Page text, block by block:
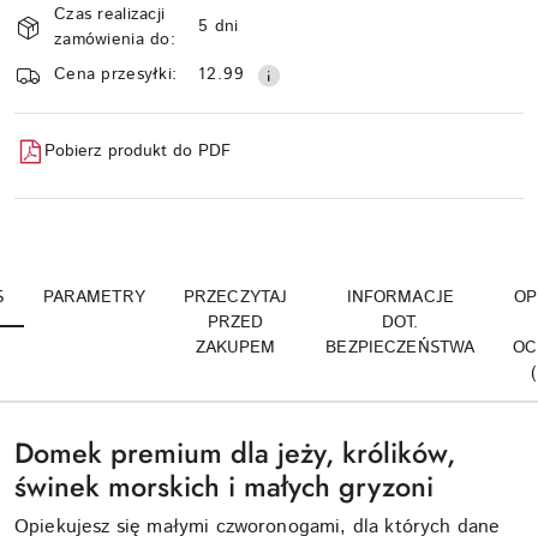
i
dostawa
Czas realizacji
zamówienia do:
5 dni
Cena przesyłki:
12.99
Pobierz produkt do PDF
PARAMETRY
PRZECZYTAJ
PRZED
ZAKUPEM
INFORMACJE
DOT.
BEZPIECZEŃSTWA
Domek premium dla jeży, królików,
świnek morskich i małych gryzoni
Opiekujesz się małymi czworonogami, dla których dane